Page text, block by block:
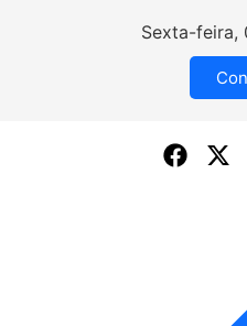
Sexta-feira,